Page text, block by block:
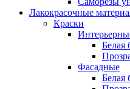
Лакокрасочные
Краски
Белая
Фасадные
Белая